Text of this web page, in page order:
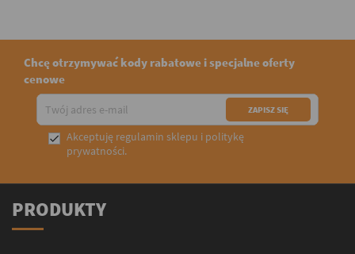
Chcę otrzymywać kody rabatowe i specjalne oferty
cenowe
 Akceptuję regulamin sklepu i politykę
prywatności.
PRODUKTY